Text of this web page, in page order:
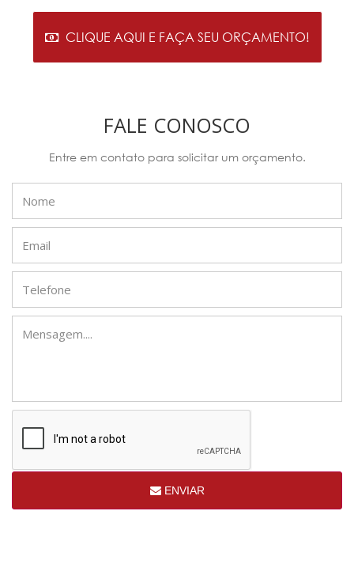
CLIQUE AQUI E FAÇA SEU ORÇAMENTO!
FALE CONOSCO
Entre em contato para solicitar um orçamento.
ENVIAR